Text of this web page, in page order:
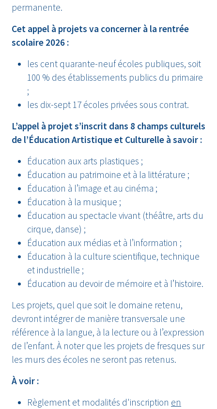
permanente.
Cet appel à projets va concerner à la rentrée
scolaire 2026 :
les cent quarante-neuf écoles publiques, soit
100 % des établissements publics du primaire
;
les dix-sept 17 écoles privées sous contrat.
L’appel à projet s’inscrit dans 8 champs culturels
de l’Éducation Artistique et Culturelle à savoir :
Éducation aux arts plastiques ;
Éducation au patrimoine et à la littérature ;
Éducation à l’image et au cinéma ;
Éducation à la musique ;
Éducation au spectacle vivant (théâtre, arts du
cirque, danse) ;
Éducation aux médias et à l’information ;
Éducation à la culture scientifique, technique
et industrielle ;
Éducation au devoir de mémoire et à l’histoire.
Les projets, quel que soit le domaine retenu,
devront intégrer de manière transversale une
référence à la langue, à la lecture ou à l’expression
de l’enfant. À noter que les projets de fresques sur
les murs des écoles ne seront pas retenus.
À voir :
Règlement et modalités d'inscription en